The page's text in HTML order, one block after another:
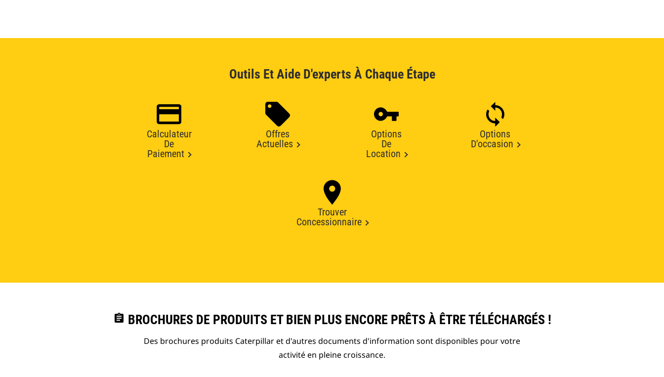
Outils Et Aide D'experts À Chaque Étape
Calculateur
De
Paiement
Offres
Actuelles
Options
De
Location
Options
D'occasion
Trouver
Concessionnaire
assignment BROCHURES DE PRODUITS ET BIEN PLUS ENCORE PRÊTS À ÊTRE TÉLÉCHARGÉS !
Des brochures produits Caterpillar et d'autres documents d'information sont disponibles pour votre
activité en pleine croissance.